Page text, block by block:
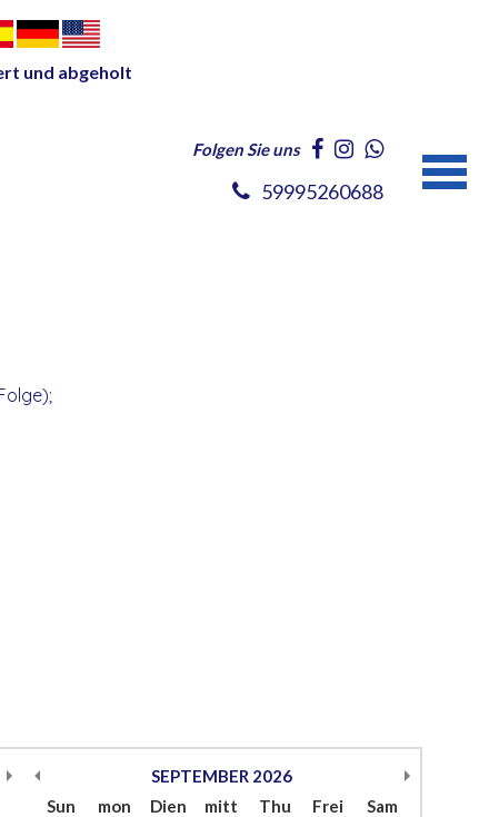
und abgeholt
Folgen Sie uns
59995260688
SEPTEMBER 2026
Sun
mon Dien mitt Thu Frei
Sam